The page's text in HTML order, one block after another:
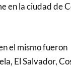
en la ciudad de
el mismo fueron
El Salvador,